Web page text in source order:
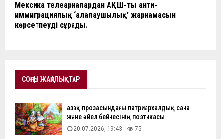
Мексика телеарналардан АҚШ-тың анти-
иммиграциялық ‘алалаушылық’ жарнамасын
көрсетпеуді сұрады.
СОҢҒЫ ЖАҢАЛЫҚТАР
Қазақ прозасындағы патриархалдық сана
және әйел бейнесінің поэтикасы
20.07.2026, 19:43 75